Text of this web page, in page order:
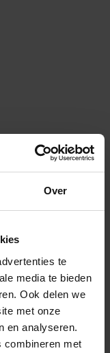
Over
te
media te bieden
Ook delen we
met onze
en analyseren.
combineren met